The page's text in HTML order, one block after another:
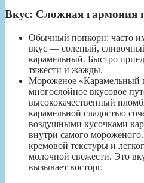
Вкус: Сложная гармония
Обычный попкорн: часто
вкус — соленый,
карамельный. Быстро
тяжести и жажды.
Мороженое «Карамельный
многослойное вкусовое
высококачественный
карамельной сладостью
воздушными кусочками
внутри самого
кремовой текстуры и
молочной свежести. Это
вызывает восторг.